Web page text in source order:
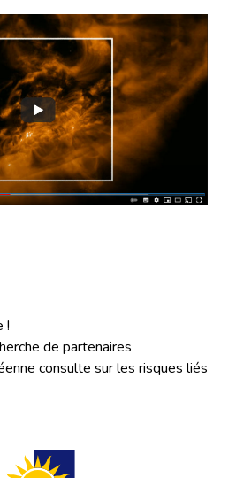
!
de partenaires
consulte sur les risques liés